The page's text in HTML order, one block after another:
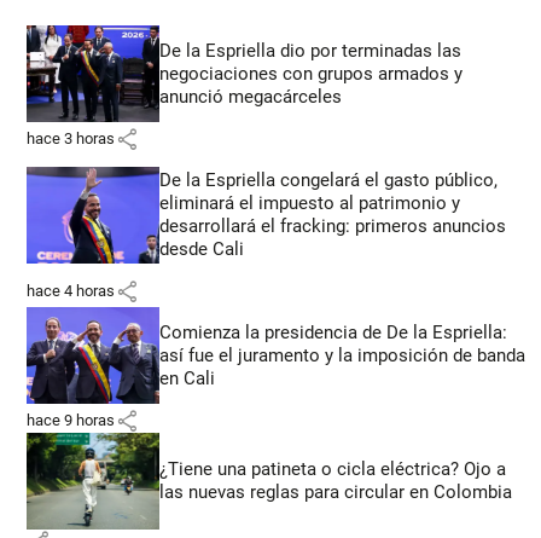
De la Espriella dio por terminadas las
negociaciones con grupos armados y
anunció megacárceles
hace 3 horas share
De la Espriella congelará el gasto público,
eliminará el impuesto al patrimonio y
desarrollará el fracking: primeros anuncios
desde Cali
hace 4 horas share
Comienza la presidencia de De la Espriella:
así fue el juramento y la imposición de banda
en Cali
hace 9 horas share
¿Tiene una patineta o cicla eléctrica? Ojo a
las nuevas reglas para circular en Colombia